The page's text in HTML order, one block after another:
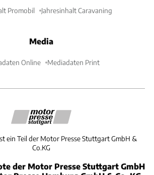
Promobil Jahresinhalt Caravaning
Media
Online Mediadaten Print
ein Teil der Motor Presse Stuttgart GmbH &
Co.KG
der Motor Presse Stuttgart GmbH